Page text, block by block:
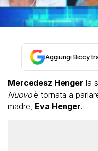
Aggiungi Biccy
Mercedesz Henger la
Nuovoè tornata a
madre, Eva Henger.